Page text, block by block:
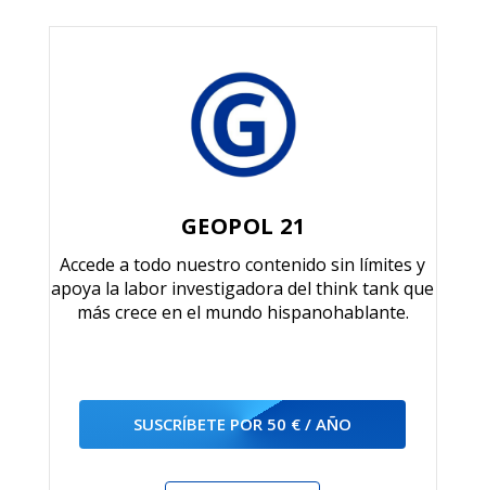
GEOPOL 21
Accede a todo nuestro contenido sin límites y
apoya la labor investigadora del think tank que
más crece en el mundo hispanohablante.
SUSCRÍBETE POR 50 € / AÑO